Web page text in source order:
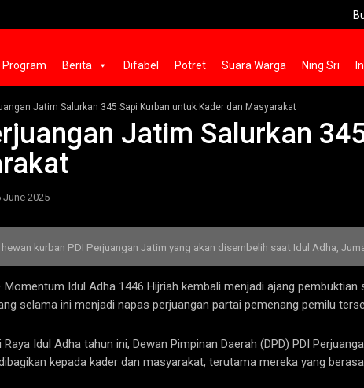
Bupati
Program Berita Difabel Potret Suara Warga Ning Sri
Jatim Salurkan 345 Sapi Kurban untuk Kader dan Masyarakat
Jatim Salurkan
June 2025
kurban PDI Perjuangan Jatim yang akan disembelih saat Idul Adha,
Momentum Idul Adha 1446 Hijriah kembali menjadi ajang
selama ini menjadi napas perjuangan partai pemenang pemilu
Idul Adha tahun ini, Dewan Pimpinan Daerah (DPD) PDI
kepada kader dan masyarakat, terutama mereka yang